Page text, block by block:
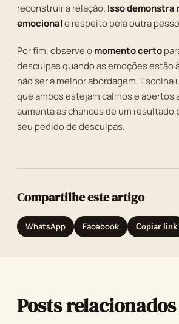
reconstruir a relação. Isso demonstra
emocionale respeito pela outra
Por fim, observe omomento certo
desculpas quando as emoções estão
não ser a melhor abordagem. Escolha
que ambos estejam calmos e abertos
aumenta as chances de um resultado
seu pedido de desculpas.
Compartilhe este artigo
WhatsApp Facebook Copiar link
Posts relacionados